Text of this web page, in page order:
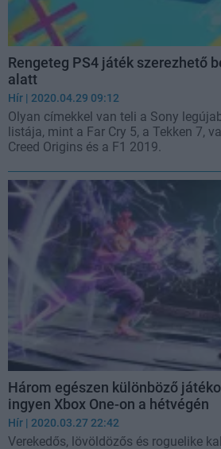
Rengeteg PS4 játék szerezhető
alatt
Hír | 2020.04.29 09:12
Olyan címekkel van teli a Sony
listája, mint a Far Cry 5, a Tekken 7,
Creed Origins és a F1 2019.
Három egészen különböző
ingyen Xbox One-on a hétvégén
Hír | 2020.03.27 22:42
Verekedős, lövöldözős és roguelike